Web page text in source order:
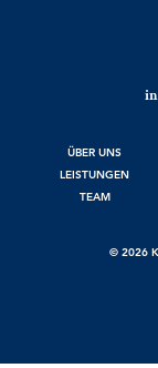
ÜBER UNS
LEISTUNGEN
TEAM
© 2026